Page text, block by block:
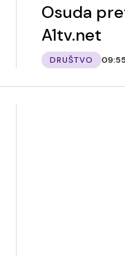
Osuda
A1tv.net
DRUŠTVO 09:55